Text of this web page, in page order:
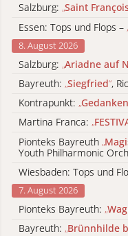
Salzburg: „Saint
Essen: Tops und Flops –
8. August 2026
Salzburg: „Ariadne auf
Bayreuth: „Siegfried“,
Kontrapunkt: „
Martina Franca: „
Pionteks Bayreuth „
Youth Philharmonic
Wiesbaden: Tops und
7. August 2026
Pionteks Bayreuth: „
Bayreuth: „Brünnhilde